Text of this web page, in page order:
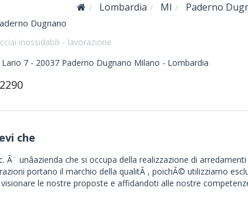
Lombardia MI Paderno
Dugnano
inossidabili - lavorazione
Lario 7 - 20037 Paderno Dugnano Milano - Lombardia
che
Ã¨ unâazienda che si occupa della realizzazione di
portano il marchio della qualitÃ , poichÃ© utilizziamo
visionare le nostre proposte e affidandoti alle nostre